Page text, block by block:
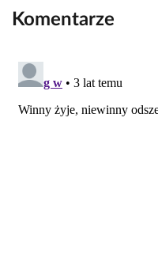
Komentarze